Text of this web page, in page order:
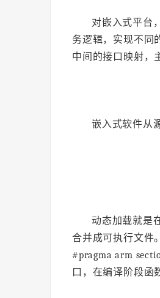
对嵌入式平台
务逻辑，实现不同
中间的接口映射，
嵌入式软件从
动态加载就是
合并成可执行文件
#pragma arm
口，在编译阶段函